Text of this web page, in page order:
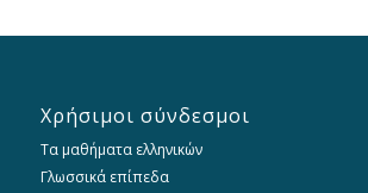
Χρήσιμοι σύνδεσμοι
Τα μαθήματα ελληνικών
Γλωσσικά επίπεδα